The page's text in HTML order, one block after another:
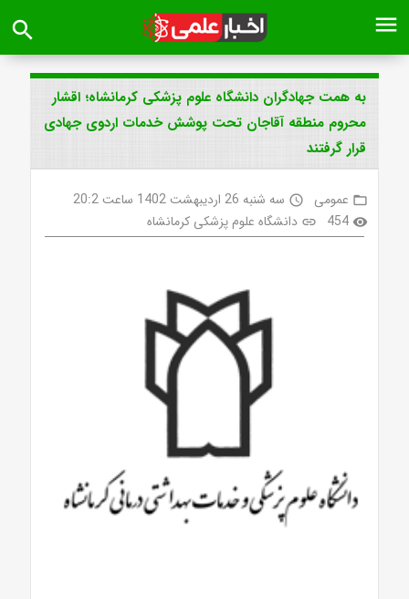
menu
search
به همت جهادگران دانشگاه علوم پزشکی کرمانشاه؛ اقشار
محروم منطقه آقاجان تحت پوشش خدمات اردوی جهادی
قرار گرفتند
folder_open عمومی access_time سه شنبه 26 اردیبهشت 1402 ساعت 20:2
visibility
454
link دانشگاه علوم پزشکی کرمانشاه